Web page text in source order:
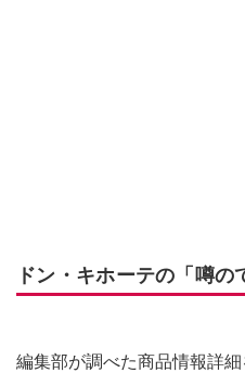
ドン・キホーテの「噂
編集部が調べた商品情報詳細